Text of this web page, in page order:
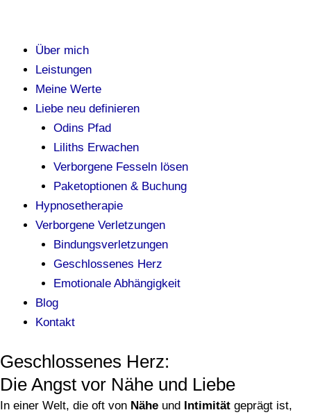
Über mich
Leistungen
Meine Werte
Liebe neu definieren
Odins Pfad
Liliths Erwachen
Verborgene Fesseln lösen
Paketoptionen & Buchung
Hypnosetherapie
Verborgene Verletzungen
Bindungsverletzungen
Geschlossenes Herz
Emotionale Abhängigkeit
Blog
Kontakt
Geschlossenes Herz:
Die Angst vor Nähe und Liebe
In einer Welt, die oft von Nähe und Intimität geprägt ist,